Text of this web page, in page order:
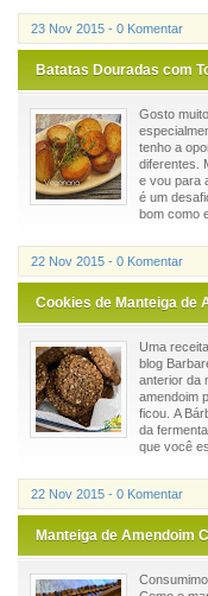
23 Nov 2015 - 0 Komentar
Batatas Douradas com
Gosto
tenho a
diferentes.
e vou para
é um
bom como
22 Nov 2015 - 0 Komentar
Cookies de Manteiga de
Uma
blog
anterior da
amendoim
ficou. A
da
que você
22 Nov 2015 - 0 Komentar
Manteiga de Amendoim